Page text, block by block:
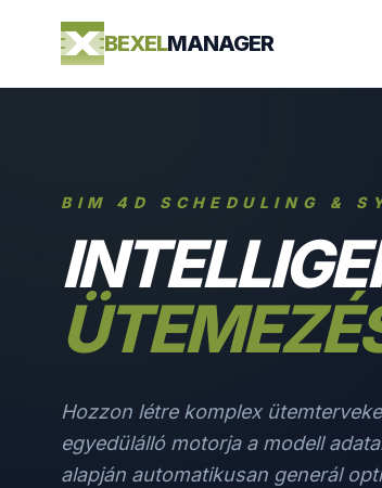
BEXELMANAGER
BIM 4D SCHEDULING &
Hozzon létre komplex
egyedülálló motorja a modell
alapján automatikusan generál